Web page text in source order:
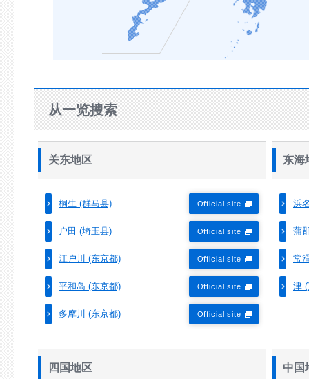
从一览搜索
关东地区
桐生 (群马县) Official site
户田 (埼玉县) Official site
江户川 (东京都) Official site
平和岛 (东京都) Official site
多摩川 (东京都) Official site
东海
浜
蒲
常
津
四国地区 中国